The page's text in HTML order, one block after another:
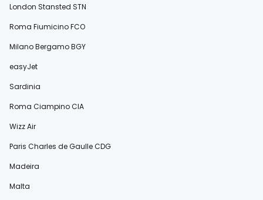
London Stansted STN
Roma Fiumicino FCO
Milano Bergamo BGY
easyJet
Sardinia
Roma Ciampino CIA
Wizz Air
Paris Charles de Gaulle CDG
Madeira
Malta